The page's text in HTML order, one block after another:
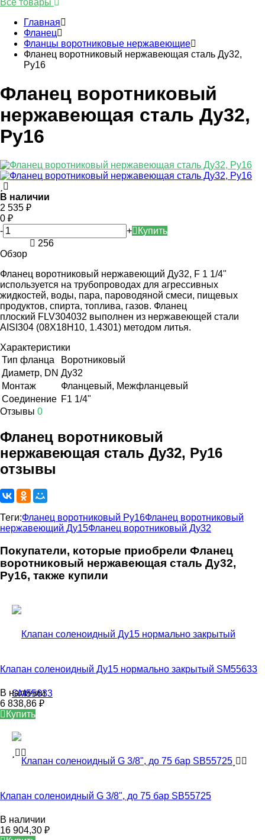
Все товары
Главная
Фланец
Фланцы воротниковые нержавеющие
Фланец воротниковый нержавеющая сталь Ду32,
Ру16
Фланец воротниковый
нержавеющая сталь Ду32,
Ру16
В наличии
2 535 ₽
0 ₽
-
+
Купить
256
Обзор
Фланец воротниковый нержавеющий Ду32, F 1 1/4"
используется на трубопроводах для агрессивных
жидкостей, воды, пара, пароводяной смеси, пищевых
продуктов, спирта, топлива, газов. Фланец
плоский FLV304032 выполнен из нержавеющей стали
AISI304 (08Х18Н10, 1.4301) методом литья.
Характеристики
Тип фланца
Воротниковый
Диаметр, DN Ду32
Монтаж
Фланцевый, Межфланцевый
Соединение F1 1/4"
Отзывы 0
Фланец воротниковый
нержавеющая сталь Ду32, Ру16
отзывы
Теги:Фланец воротниковый Ру16Фланец воротниковый
нержавеющий Ду15Фланец воротниковый Ду32
Покупатели, которые приобрели Фланец
воротниковый нержавеющая сталь Ду32,
Ру16, также купили
Клапан соленоидный Ду15 нормально закрытый SM55633
В наличии
6 838,86 ₽
Купить
Клапан соленоидный G 3/8", до 75 бар SB55725
В наличии
16 904,30 ₽